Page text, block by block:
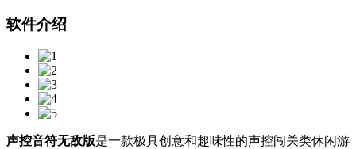
软件介绍
声控音符无敌版是一款极具创意和趣味性的声控闯关类休闲游